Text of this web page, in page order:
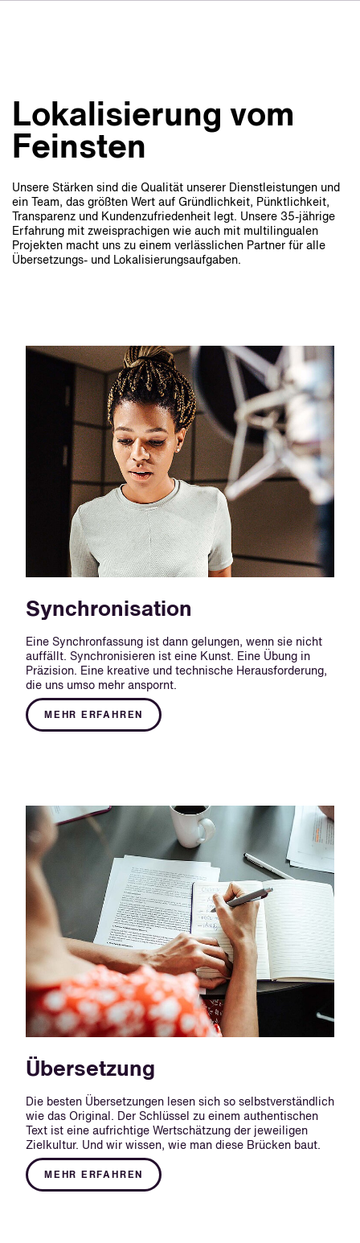
Sicherheit
Kontakt
Lokalisierung vom
Feinsten
Unsere Stärken sind die Qualität unserer Dienstleistungen und
ein Team, das größten Wert auf Gründlichkeit, Pünktlichkeit,
Transparenz und Kundenzufriedenheit legt. Unsere 35-jährige
Erfahrung mit zweisprachigen wie auch mit multilingualen
Projekten macht uns zu einem verlässlichen Partner für alle
Übersetzungs- und Lokalisierungsaufgaben.
Synchronisation
Eine Synchronfassung ist dann gelungen, wenn sie nicht
auffällt. Synchronisieren ist eine Kunst. Eine Übung in
Präzision. Eine kreative und technische Herausforderung,
die uns umso mehr anspornt.
MEHR ERFAHREN
Übersetzung
Die besten Übersetzungen lesen sich so selbstverständlich
wie das Original. Der Schlüssel zu einem authentischen
Text ist eine aufrichtige Wertschätzung der jeweiligen
Zielkultur. Und wir wissen, wie man diese Brücken baut.
MEHR ERFAHREN